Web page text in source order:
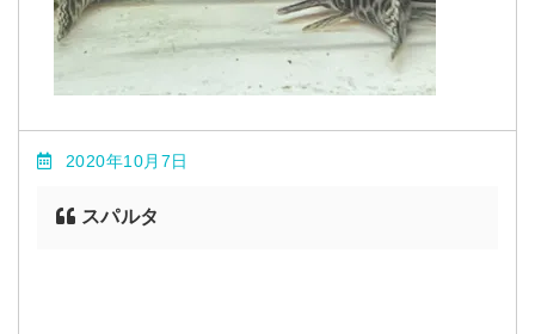
2020年10月7日
スパルタ